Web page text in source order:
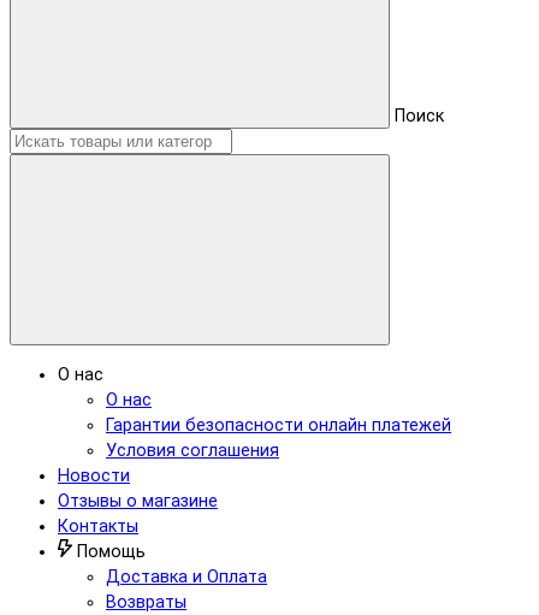
Поиск
О нас
О нас
Гарантии безопасности онлайн платежей
Условия соглашения
Новости
Отзывы о магазине
Контакты
Помощь
Доставка и Оплата
Возвраты